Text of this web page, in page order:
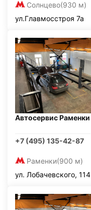
Солнцево(930 м)
ул.Главмосстроя 7а
Автосервис Раменки
+7 (495) 135-42-87
Раменки(900 м)
ул. Лобачевского, 114